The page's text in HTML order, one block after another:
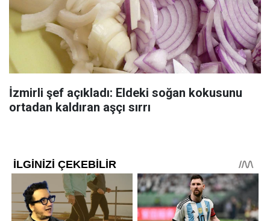
İzmirli şef açıkladı: Eldeki soğan kokusunu
ortadan kaldıran aşçı sırrı